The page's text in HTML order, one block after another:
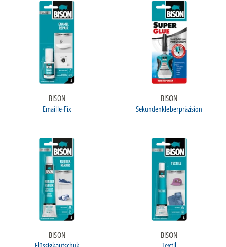
BISON
Emaille-Fix
BISON
Sekundenkleberpräzision
BISON
BISON